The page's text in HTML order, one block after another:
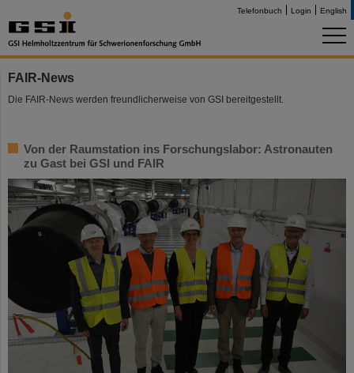
Telefonbuch Login English
FAIR-News
Die FAIR-News werden freundlicherweise von GSI bereitgestellt.
Von der Raumstation ins Forschungslabor: Astronauten
zu Gast bei GSI und FAIR